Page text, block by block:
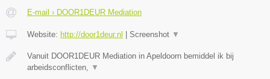
E-mail › DOOR1DEUR Mediation
Website: http://door1deur.nl Screenshot ▼
Vanuit DOOR1DEUR Mediation in Apeldoorn bemiddel ik bij
arbeidsconflicten,
▼